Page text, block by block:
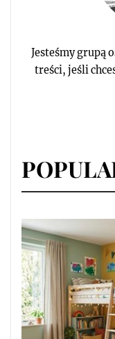
Jesteśmy grupą
treści, jeśli